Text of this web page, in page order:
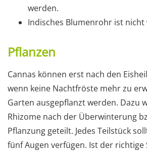
werden.
Indisches Blumenrohr ist
Pflanzen
Cannas können erst nach den
wenn keine Nachtfröste mehr zu
Garten ausgepflanzt werden. Dazu
Rhizome nach der Überwinterung
Pflanzung geteilt. Jedes Teilstück
fünf Augen verfügen. Ist der